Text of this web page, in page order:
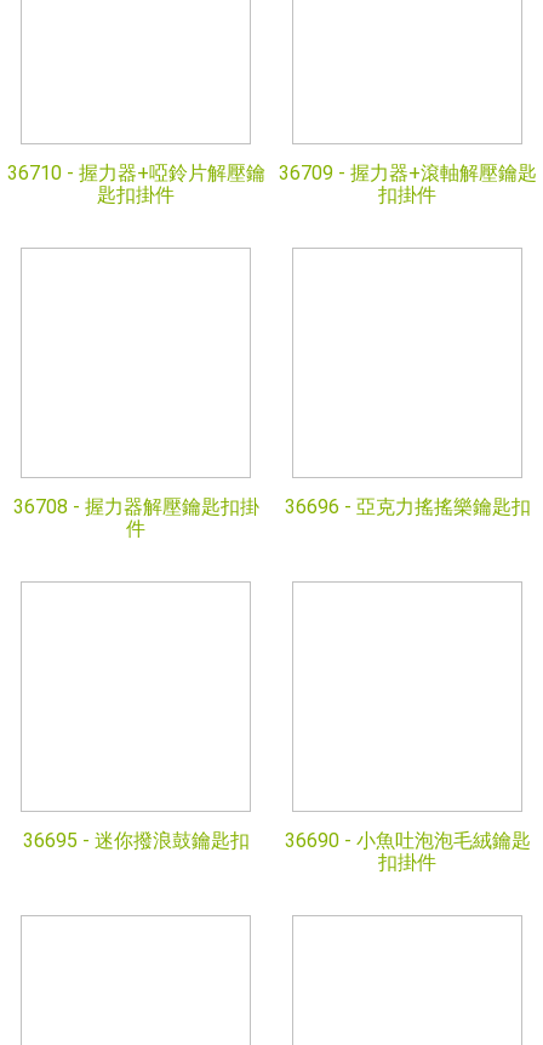
36710 - 握力器+啞鈴片解壓鑰
匙扣掛件
36709 - 握力器+滾軸解壓鑰匙
扣掛件
36708 - 握力器解壓鑰匙扣掛
件
36696 - 亞克力搖搖樂鑰匙扣
36695 - 迷你撥浪鼓鑰匙扣 36690 - 小魚吐泡泡毛絨鑰匙
扣掛件